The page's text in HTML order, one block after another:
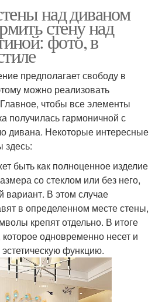
над диваном
стену над
фото, в
предполагает свободу в
можно реализовать
чтобы все элементы
получилась гармоничной с
дивана. Некоторые интересные
здесь:
быть как полноценное изделие
со стеклом или без него,
вариант. В этом случае
в определенном месте стены,
крепят отдельно. В итоге
одновременно несет и
функцию.